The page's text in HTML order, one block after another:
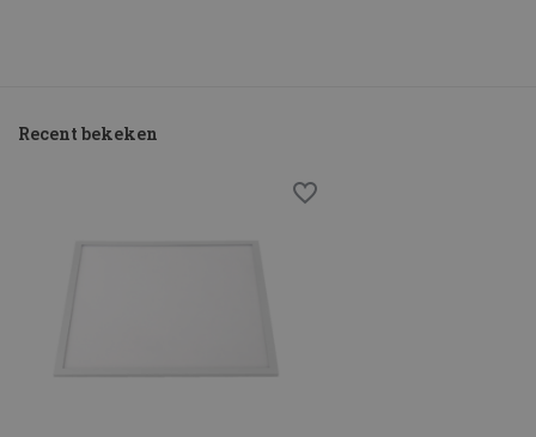
Recent bekeken